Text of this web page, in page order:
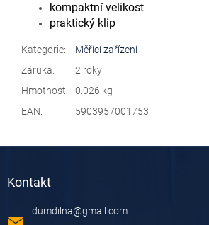
kompaktní velikost
praktický klip
Kategorie:
Měřící zařízení
Záruka:
2 roky
Hmotnost:
0.026 kg
EAN: 5903957001753
Kontakt
dumdilna@gmail.com